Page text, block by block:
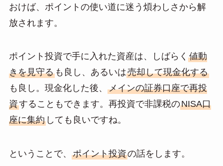
おけば、ポイントの使い道に迷う煩わしさから解
放されます。
ポイント投資で手に入れた資産は、しばらく 値動
きを見守るも良し、あるいは売却して現金化する
も良し。現金化した後、 メインの証券口座で再投
資することもできます。再投資で非課税のNISA口
座に集約しても良いですね。
ということで、 ポイント投資の話をします。